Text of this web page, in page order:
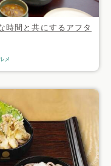
時間と共にするアフタ
メ